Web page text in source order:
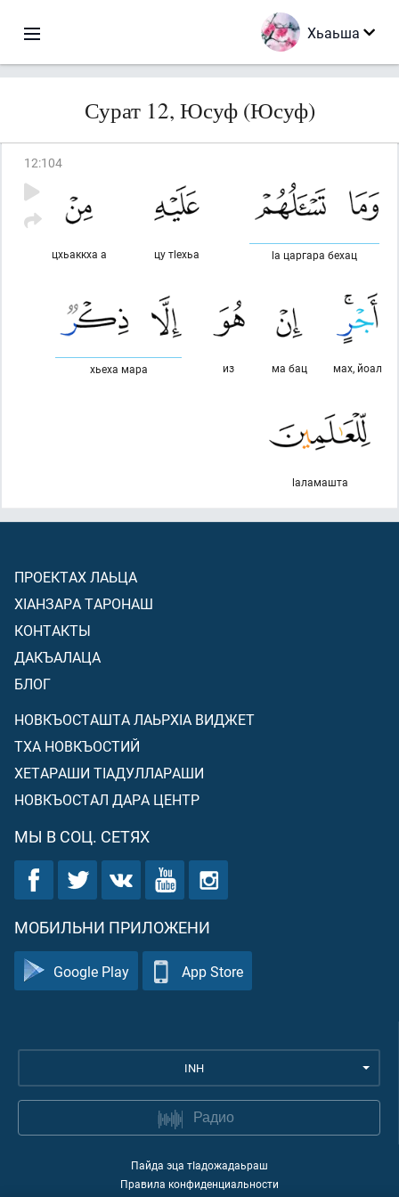
Хьаьша
Сурат 12, Юсуф (Юсуф)
12:104
lа царгара бехац
цу тlехьа
цхьаккха а
мах, йоал
ма бац
из
хьеха мара
lаламашта
ПРОЕКТАХ ЛАЬЦА
ХIАНЗАРА ТАРОНАШ
КОНТАКТЫ
ДАКЪАЛАЦА
БЛОГ
НОВКЪОСТАШТА ЛАЬРХIА ВИДЖЕТ
ТХА НОВКЪОСТИЙ
ХЕТАРАШИ ТIАДУЛЛАРАШИ
НОВКЪОСТАЛ ДАРА ЦЕНТР
МЫ В СОЦ. СЕТЯХ
МОБИЛЬНИ ПРИЛОЖЕНИ
Google Play App Store
INH
Радио
Пайда эца тIадожадаьраш
Правила конфиденциальности